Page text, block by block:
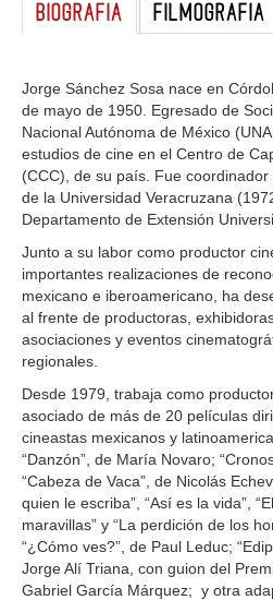
BIOGRAFIA FILMOGRAFIA
Jorge Sánchez Sosa nace en
de mayo de 1950. Egresado de
Nacional Autónoma de México
estudios de cine en el Centro de
(CCC), de su país. Fue
de la Universidad Veracruzana
Departamento de Extensión
Junto a su labor como productor
importantes realizaciones de
mexicano e iberoamericano, ha
al frente de productoras,
asociaciones y eventos
regionales.
Desde 1979, trabaja como
asociado de más de 20 películas
cineastas mexicanos y
“Danzón”, de María Novaro;
“Cabeza de Vaca”, de Nicolás
quien le escriba”, “Así es la vida”,
maravillas” y “La perdición de los
“¿Cómo ves?”, de Paul Leduc;
Jorge Alí Triana, con guion del
Gabriel García Márquez; y otra